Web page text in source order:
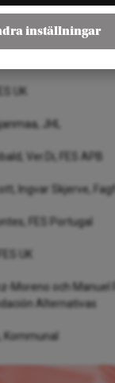
Lisa Pelling, Arena
Amalie Dam-
UK
JHL
Ver.Di, FES APB
Ingvar Skjerve,
FES Portugal
UK
Moreno och Manuel
Alternativas
Kommunal
inställningar